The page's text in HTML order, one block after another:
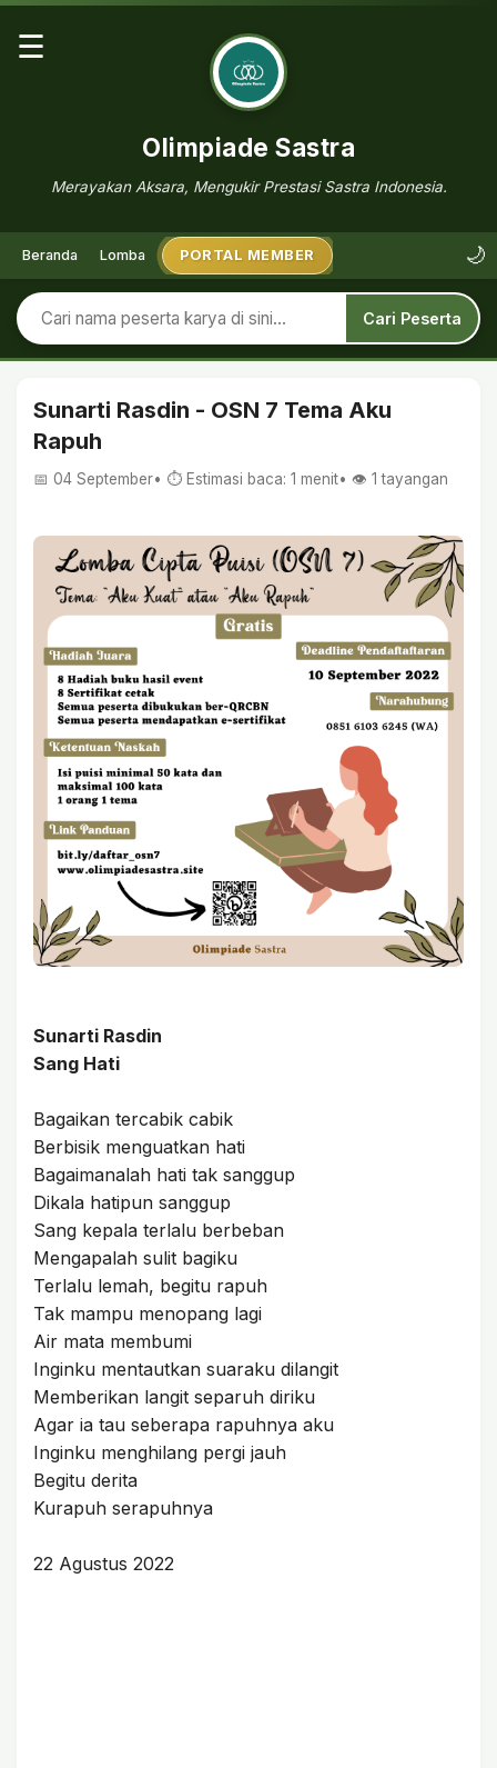
☰
Olimpiade Sastra
Merayakan Aksara, Mengukir Prestasi Sastra Indonesia.
Beranda Lomba PORTAL MEMBER 🌙
Cari Peserta
Sunarti Rasdin - OSN 7 Tema Aku
Rapuh
📅 04 September• ⏱ Estimasi baca: 1 menit• 👁️ 1 tayangan
Sunarti Rasdin
Sang Hati
Bagaikan tercabik cabik
Berbisik menguatkan hati
Bagaimanalah hati tak sanggup
Dikala hatipun sanggup
Sang kepala terlalu berbeban
Mengapalah sulit bagiku
Terlalu lemah, begitu rapuh
Tak mampu menopang lagi
Air mata membumi
Inginku mentautkan suaraku dilangit
Memberikan langit separuh diriku
Agar ia tau seberapa rapuhnya aku
Inginku menghilang pergi jauh
Begitu derita
Kurapuh serapuhnya
22 Agustus 2022